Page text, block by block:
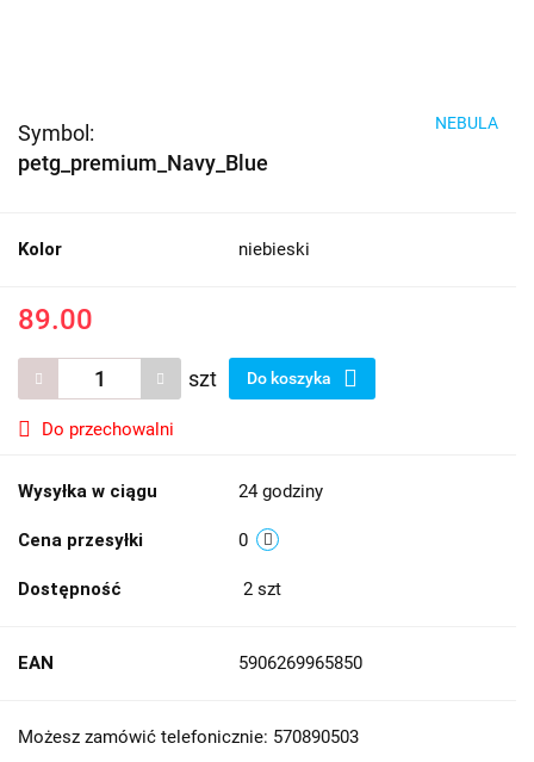
Symbol:
petg_premium_Navy_Blue
NEBULA
Kolor niebieski
89.00
szt Do koszyka
Do przechowalni
Wysyłka w ciągu 24 godziny
Cena przesyłki 0
Dostępność 2 szt
EAN 5906269965850
Możesz zamówić telefonicznie: 570890503